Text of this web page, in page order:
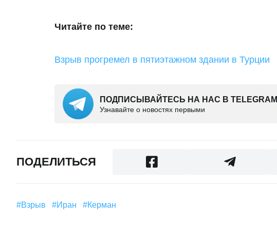
Читайте по теме:
Взрыв прогремел в пятиэтажном здании в Турции
ПОДПИСЫВАЙТЕСЬ НА НАС В TELEGRAM
Узнавайте о новостях первыми
ПОДЕЛИТЬСЯ
#взрыв #Иран #Керман